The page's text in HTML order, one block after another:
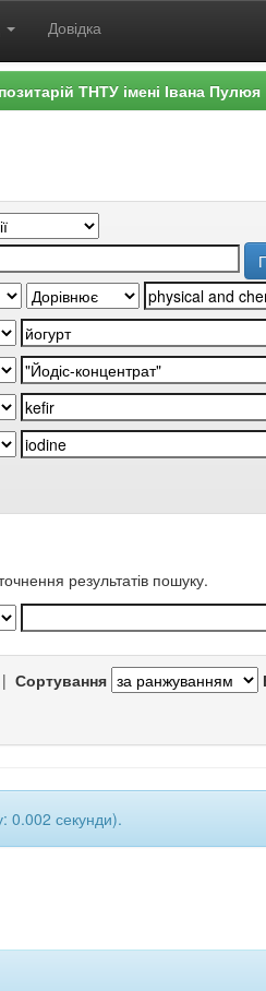
Довідка
ТНТУ імені Івана Пулюя
результатів пошуку.
| Сортування
0.002 секунди).